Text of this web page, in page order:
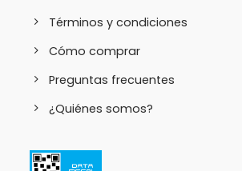
Términos y condiciones
Cómo comprar
Preguntas frecuentes
¿Quiénes somos?